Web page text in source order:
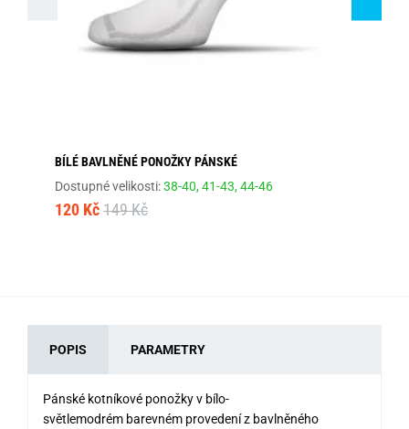
BÍLÉ BAVLNĚNÉ PONOŽKY PÁNSKÉ
Dostupné velikosti:38-40,41-43,44-46
120 Kč 149 Kč
POPIS PARAMETRY
Pánské kotníkové ponožky v bílo-
světlemodrém barevném provedení z bavlněného